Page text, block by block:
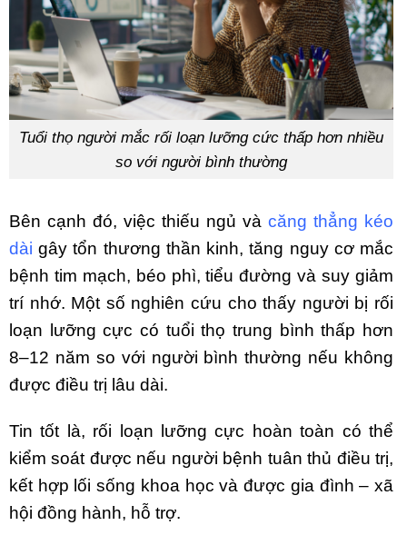
Tuổi thọ người mắc rối loạn lưỡng cức thấp hơn nhiều
so với người bình thường
Bên cạnh đó, việc thiếu ngủ và căng thẳng kéo
dài gây tổn thương thần kinh, tăng nguy cơ mắc
bệnh tim mạch, béo phì, tiểu đường và suy giảm
trí nhớ. Một số nghiên cứu cho thấy người bị rối
loạn lưỡng cực có tuổi thọ trung bình thấp hơn
8–12 năm so với người bình thường nếu không
được điều trị lâu dài.
Tin tốt là, rối loạn lưỡng cực hoàn toàn có thể
kiểm soát được nếu người bệnh tuân thủ điều trị,
kết hợp lối sống khoa học và được gia đình – xã
hội đồng hành, hỗ trợ.